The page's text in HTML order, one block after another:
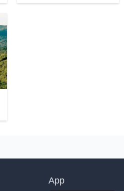
App